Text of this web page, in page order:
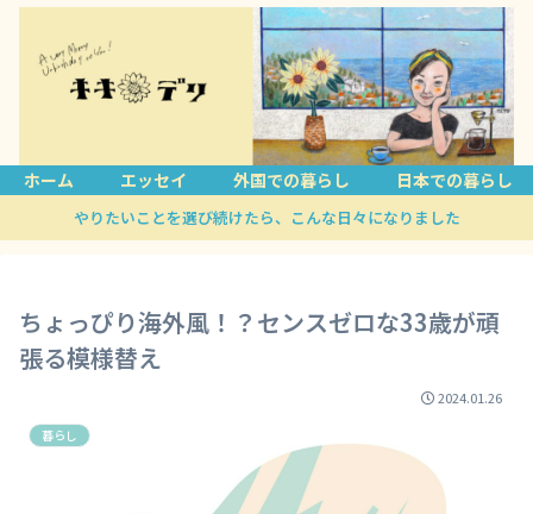
ホーム エッセイ 外国での暮らし 日本での暮らし
やりたいことを選び続けたら、こんな日々になりました
ちょっぴり海外風！？センスゼロな33歳が頑
張る模様替え
2024.01.26
暮らし